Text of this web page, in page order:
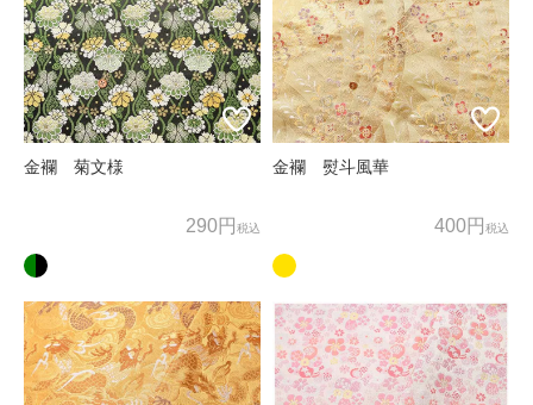
用することはありません。
3. 個人情報の外部委託
お客様よりお預かりした個人情報の処理を外部へ委託する場
合には、漏洩などを行わないよう、適切な管理を実施いたし
4. お問合せ
望される場合には、下記窓口までご連絡下さい。
すみやかに対応させていただきます。
金襴 菊文様
290円 税込
金襴 熨斗風華
400円 税込